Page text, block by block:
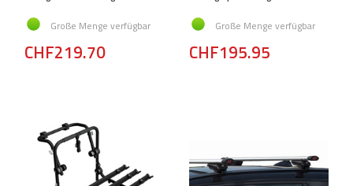
Große Menge verfügbar
CHF219.70
Große Menge verfügbar
CHF195.95